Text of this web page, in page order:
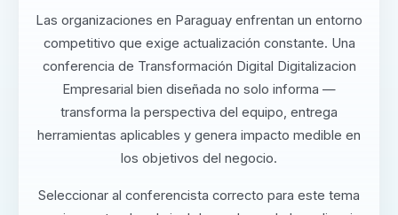
Las organizaciones en Paraguay enfrentan un entorno
competitivo que exige actualización constante. Una
conferencia de Transformación Digital Digitalizacion
Empresarial bien diseñada no solo informa —
transforma la perspectiva del equipo, entrega
herramientas aplicables y genera impacto medible en
los objetivos del negocio.
Seleccionar al conferencista correcto para este tema